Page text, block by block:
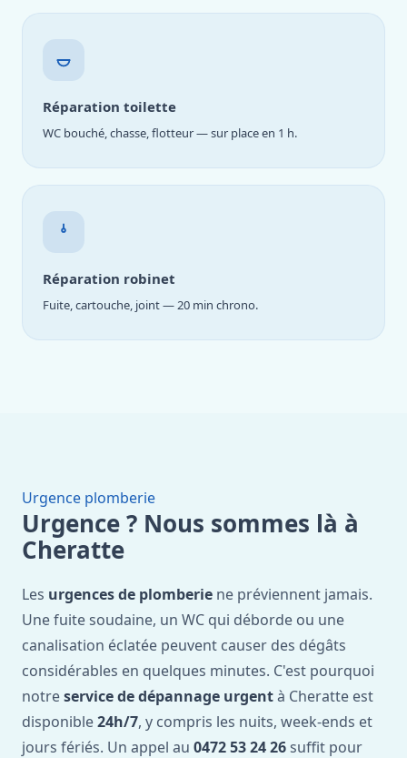
Réparation toilette
WC bouché, chasse, flotteur — sur place en 1 h.
Réparation robinet
Fuite, cartouche, joint — 20 min chrono.
Urgence plomberie
Urgence ? Nous sommes là à
Cheratte
Les urgences de plomberie ne préviennent jamais.
Une fuite soudaine, un WC qui déborde ou une
canalisation éclatée peuvent causer des dégâts
considérables en quelques minutes. C'est pourquoi
notreservice de dépannage urgentà Cheratte est
disponible24h/7, y compris les nuits, week-ends et
jours fériés. Un appel au 0472 53 24 26 suffit pour